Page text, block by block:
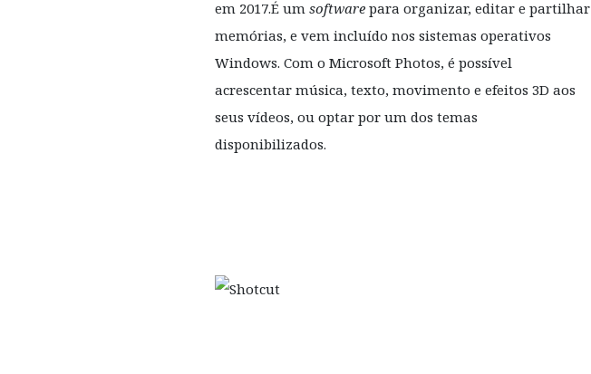
em 2017.É um software para organizar, editar e partilhar
memórias, e vem incluído nos sistemas operativos
Windows. Com o Microsoft Photos, é possível
acrescentar música, texto, movimento e efeitos 3D aos
seus vídeos, ou optar por um dos temas
disponibilizados.